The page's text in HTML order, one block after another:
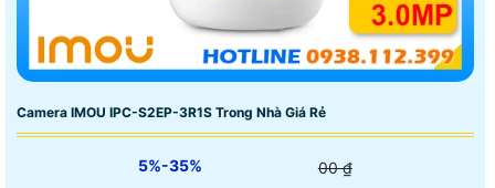
Camera IMOU IPC-S2EP-3R1S Trong Nhà Giá Rẻ
5%-35% 00 ₫